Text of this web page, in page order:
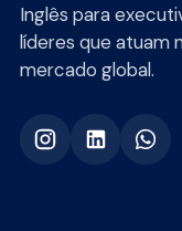
Inglês para
líderes que atuam
mercado global.